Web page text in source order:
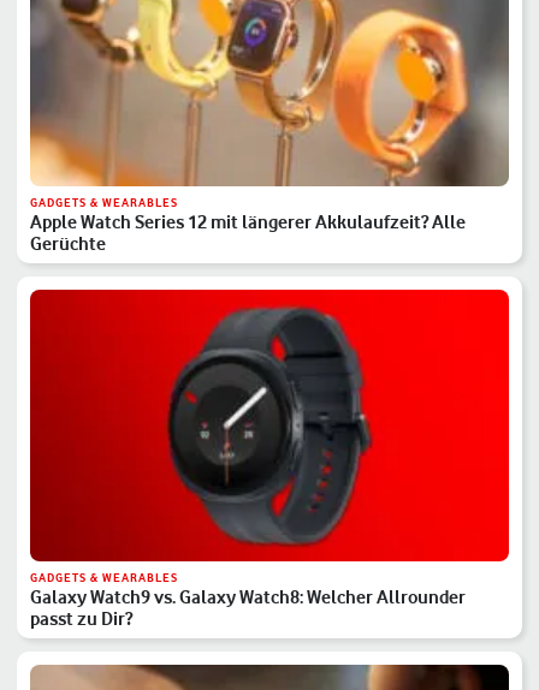
GADGETS & WEARABLES
Apple Watch Series 12 mit längerer Akkulaufzeit? Alle
Gerüchte
GADGETS & WEARABLES
Galaxy Watch9 vs. Galaxy Watch8: Welcher Allrounder
passt zu Dir?